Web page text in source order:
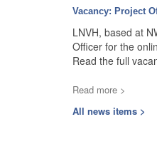
Vacancy: Project
LNVH, based at
Officer for the
Read the full
Read more >
All news items >